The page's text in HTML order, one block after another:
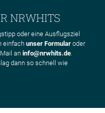
NRWHITS
oder eine Ausflugsziel
einfach unser Formular oder
an info@nrwhits.de
dann so schnell wie